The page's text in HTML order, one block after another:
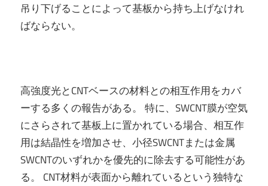
吊り下げることによって基板から持ち上げなけれ
ばならない。
高強度光とCNTベースの材料との相互作用をカバ
ーする多くの報告がある。 特に、SWCNT膜が空気
にさらされて基板上に置かれている場合、相互作
用は結晶性を増加させ、小径SWCNTまたは金属
SWCNTのいずれかを優先的に除去する可能性があ
る。 CNT材料が表面から離れているという独特な